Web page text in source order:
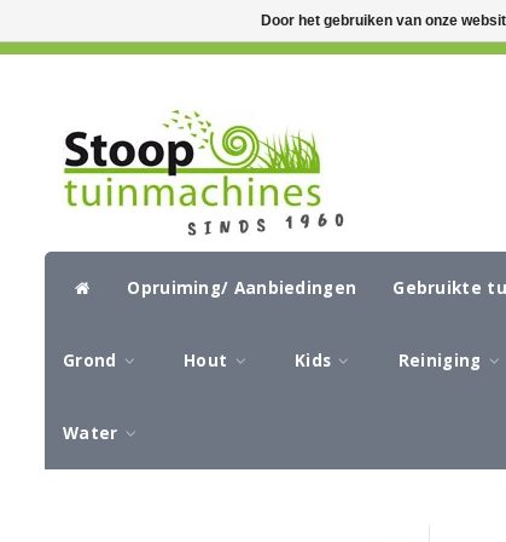
GRATIS VERZENDING VANAF €50,-
Opruiming/ Aanbiedingen Gebruikte
Grond Hout Kids Reiniging
Water
Door het gebruiken van onze